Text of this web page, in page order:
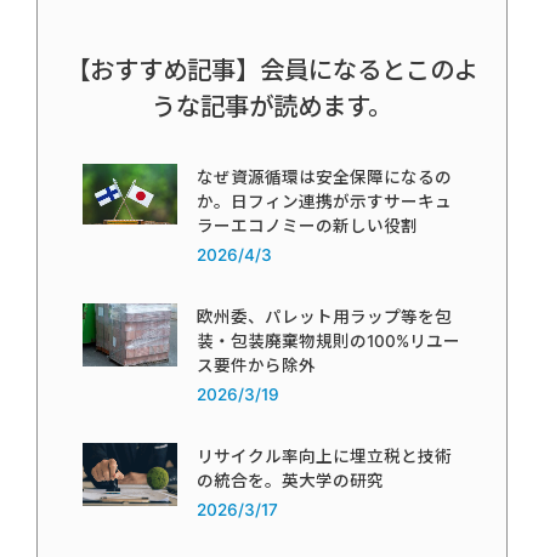
【おすすめ記事】会員になるとこのよ
うな記事が読めます。
なぜ資源循環は安全保障になるの
か。日フィン連携が示すサーキュ
ラーエコノミーの新しい役割
2026/4/3
欧州委、パレット用ラップ等を包
装・包装廃棄物規則の100%リユー
ス要件から除外
2026/3/19
リサイクル率向上に埋立税と技術
の統合を。英大学の研究
2026/3/17